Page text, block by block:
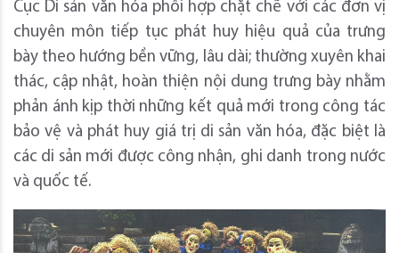
Cục Di sản văn hóa phối hợp chặt chẽ với các đơn vị
chuyên môn tiếp tục phát huy hiệu quả của trưng
bày theo hướng bền vững, lâu dài; thường xuyên khai
thác, cập nhật, hoàn thiện nội dung trưng bày nhằm
phản ánh kịp thời những kết quả mới trong công tác
bảo vệ và phát huy giá trị di sản văn hóa, đặc biệt là
các di sản mới được công nhận, ghi danh trong nước
và quốc tế.